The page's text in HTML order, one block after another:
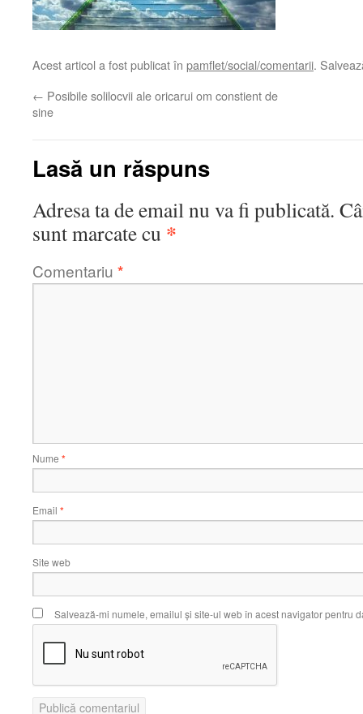
Acest articol a fost publicat în pamflet/social/comentarii.
← Posibile solilocvii ale oricarui om constient de
sine
Lasă un răspuns
Adresa ta de email nu va fi publicată.
sunt marcate cu *
Comentariu *
Nume *
Email *
Site web
Salvează-mi numele, emailul și site-ul web în acest navigator pentru